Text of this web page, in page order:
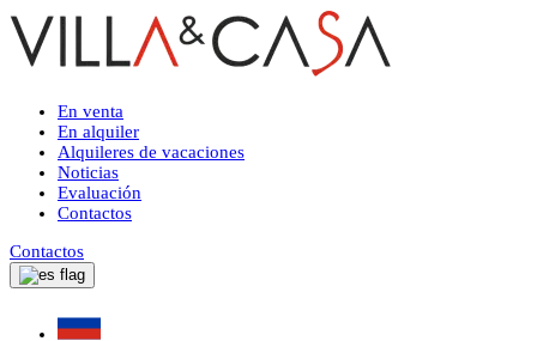
En venta
En alquiler
Alquileres de vacaciones
Noticias
Evaluación
Contactos
Contactos